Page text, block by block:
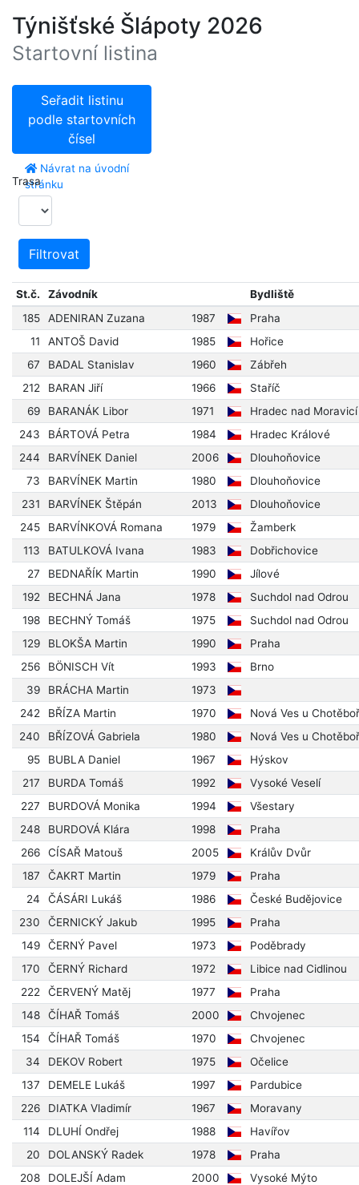
Týnišťské Šlápoty 2026
Startovní listina
Seřadit listinu
podle startovních
čísel
Návrat na úvodní
stránku
Trasa
Filtrovat
St.č. Závodník
Bydliště
185
ADENIRAN Zuzana 1987
Praha
11
ANTOŠ David 1985
Hořice
67
BADAL Stanislav 1960
Zábřeh
212
BARAN Jiří 1966
Staříč
69
BARANÁK Libor 1971
Hradec nad Moravicí
243
BÁRTOVÁ Petra 1984
Hradec Králové
244
BARVÍNEK Daniel 2006
Dlouhoňovice
73
BARVÍNEK Martin 1980
Dlouhoňovice
231
BARVÍNEK Štěpán 2013
Dlouhoňovice
245
BARVÍNKOVÁ Romana 1979
Žamberk
113
BATULKOVÁ Ivana 1983
Dobřichovice
27
BEDNAŘÍK Martin 1990
Jílové
192
BECHNÁ Jana 1978
Suchdol nad Odrou
198
BECHNÝ Tomáš 1975
Suchdol nad Odrou
129
BLOKŠA Martin 1990
Praha
256
BÖNISCH Vít 1993
Brno
39
BRÁCHA Martin
1973
242
BŘÍZA Martin 1970
Nová Ves u
240
BŘÍZOVÁ Gabriela 1980
Nová Ves u
95
BUBLA Daniel 1967
Hýskov
217
BURDA Tomáš 1992
Vysoké Veselí
227
BURDOVÁ Monika 1994
Všestary
248
BURDOVÁ Klára 1998
Praha
266
CÍSAŘ Matouš 2005
Králův Dvůr
187
ČAKRT Martin 1979
Praha
24
ČÁSÁRI Lukáš 1986
České Budějovice
230
ČERNICKÝ Jakub 1995
Praha
149
ČERNÝ Pavel 1973
Poděbrady
170
ČERNÝ Richard 1972
Libice nad Cidlinou
222
ČERVENÝ Matěj 1977
Praha
148
ČÍHAŘ Tomáš 2000
Chvojenec
154
ČÍHAŘ Tomáš 1970
Chvojenec
34
DEKOV Robert 1975
Očelice
137
DEMELE Lukáš 1997
Pardubice
226
DIATKA Vladimír 1967
Moravany
114
DLUHÍ Ondřej 1988
Havířov
20
DOLANSKÝ Radek 1978
Praha
208
DOLEJŠÍ Adam 2000
Vysoké Mýto